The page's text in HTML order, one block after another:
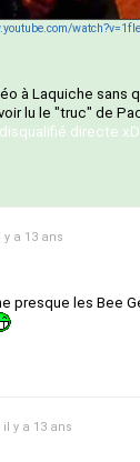
à Laquiche sans
lu le "truc" de
disqualifié directe
y a 13 ans
presque les Bee
il y a 13 ans